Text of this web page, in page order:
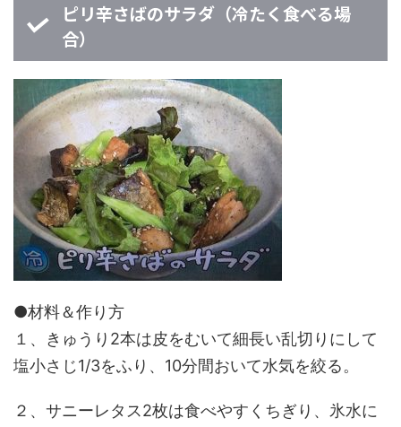
ピリ辛さばのサラダ（冷たく食べる場
合）
●材料＆作り方
１、きゅうり2本は皮をむいて細長い乱切りにして
塩小さじ1/3をふり、10分間おいて水気を絞る。
２、サニーレタス2枚は食べやすくちぎり、氷水に